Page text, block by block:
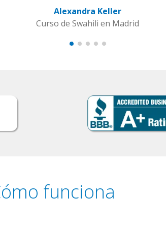
funciona